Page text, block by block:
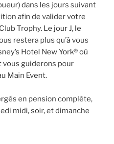
dans les jours suivant
afin de valider votre
Trophy. Le jour J, le
restera plus qu’à vous
Hotel New York® où
vous guiderons pour
Main Event.
en pension complète,
midi, soir, et dimanche